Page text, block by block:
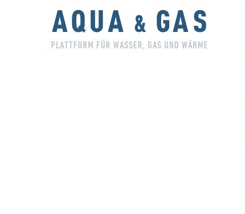
PLATTFORM FÜR WASSER, GAS UND WÄRME